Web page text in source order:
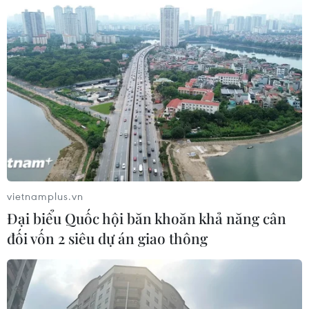
Thiếu hụt linh kiện, doanh số bán xe
Hyundai tại Việt Nam giảm 34%
12/07/2022 02:37
Tình trạng thiếu hụt linh kiện diễn ra trên tất cả các sản
phẩm Hyundai tại Việt Nam, nguyên nhân chủ yếu do
khủng hoảng chất bán dẫn và thiếu chip vẫn chưa
được khắc phục trên phạm vi toàn cầu.
vietnamplus.vn
Đại biểu Quốc hội băn khoăn khả năng cân
đối vốn 2 siêu dự án giao thông